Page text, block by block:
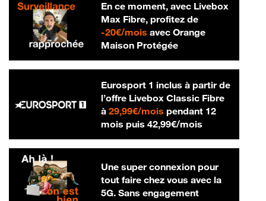
En ce moment, avec Livebox
Max Fibre, profitez de
-20€/mois20 € par mois
avec Orange
Maison Protégée
Eurosport 1 inclus à partir de
l’offre Livebox Classic Fibre
à 29,99€/mois29,99 € par mois
pendant 12
mois puis 42,99€/mois42,99 € par
Une super connexion pour
tout faire chez vous avec la
5G. Sans engagement